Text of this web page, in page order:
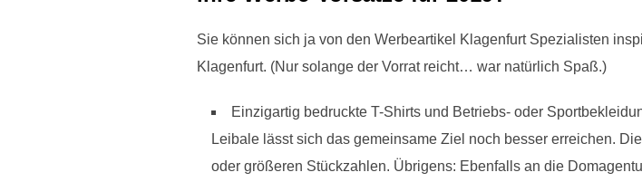
Sie können sich ja von den Werbeartikel Klagenfurt Spezialisten
Klagenfurt. (Nur solange der Vorrat reicht… war natürlich Spaß.)
Einzigartig bedruckte T-Shirts und Betriebs- oder
Leibale lässt sich das gemeinsame Ziel noch besser erreichen.
oder größeren Stückzahlen. Übrigens: Ebenfalls an die